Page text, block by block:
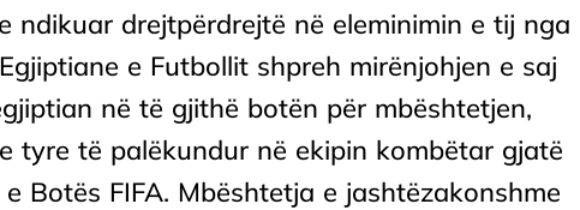
ndikuar drejtpërdrejtë në eleminimin e tij nga
e Futbollit shpreh mirënjohjen e saj
në të gjithë botën për mbështetjen,
tyre të palëkundur në ekipin kombëtar gjatë
Botës FIFA. Mbështetja e jashtëzakonshme